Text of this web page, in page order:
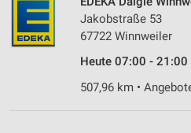
Jakobstraße 53
67722 Winnweiler
Heute 07:00 - 21:00
507,96 km •
Messung der Performance von
Analyse von Zielgruppen durch
Kombinationen von Daten aus